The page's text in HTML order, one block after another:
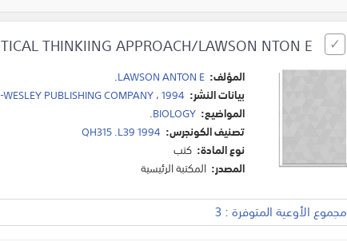
المؤلف: LAWSON ANTON E
.
بيانات النشر:
PUBLISHING COMPANY،1994
المواضيع: BIOLOGY
.
تصنيف الكونجرس: QH315 .L39 1994
نوع المادة: كتب
المصدر: المكتبة الرئيسية
مجموع الأوعية المتوفرة : 3